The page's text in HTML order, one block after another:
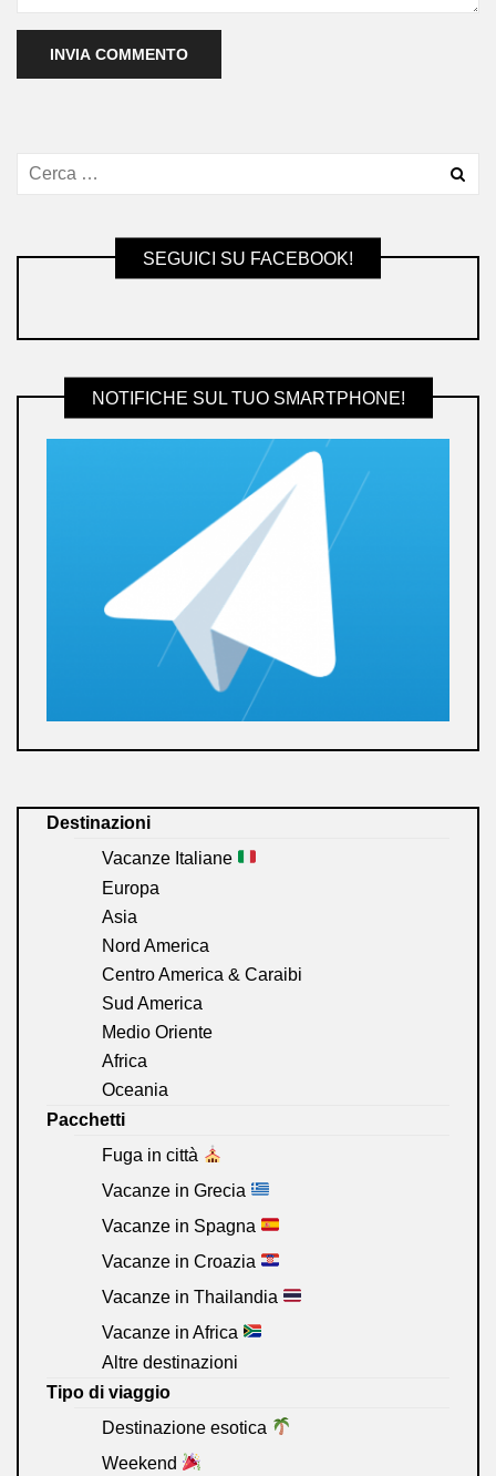
SEGUICI SU FACEBOOK!
NOTIFICHE SUL TUO SMARTPHONE!
Destinazioni
Vacanze Italiane
Europa
Asia
Nord America
Centro America & Caraibi
Sud America
Medio Oriente
Africa
Oceania
Pacchetti
Fuga in città
Vacanze in Grecia
Vacanze in Spagna
Vacanze in Croazia
Vacanze in Thailandia
Vacanze in Africa
Altre destinazioni
Tipo di viaggio
Destinazione esotica
Weekend